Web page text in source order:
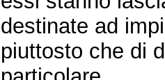
destinate ad
piuttosto che di